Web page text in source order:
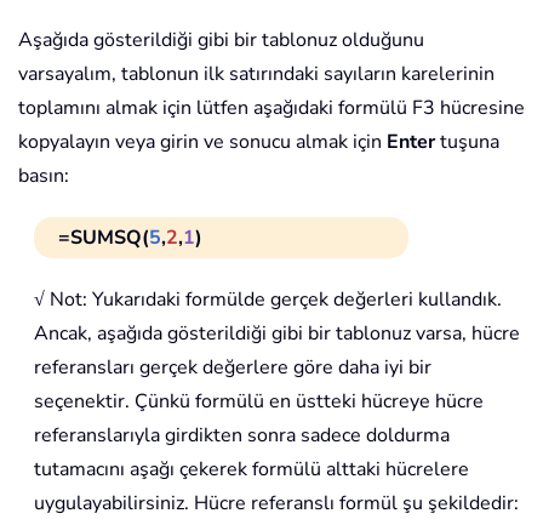
Aşağıda gösterildiği gibi bir tablonuz olduğunu
varsayalım, tablonun ilk satırındaki sayıların karelerinin
toplamını almak için lütfen aşağıdaki formülü F3 hücresine
kopyalayın veya girin ve sonucu almak için Entertuşuna
basın:
=SUMSQ(5,2,1)
√ Not: Yukarıdaki formülde gerçek değerleri kullandık.
Ancak, aşağıda gösterildiği gibi bir tablonuz varsa, hücre
referansları gerçek değerlere göre daha iyi bir
seçenektir. Çünkü formülü en üstteki hücreye hücre
referanslarıyla girdikten sonra sadece doldurma
tutamacını aşağı çekerek formülü alttaki hücrelere
uygulayabilirsiniz. Hücre referanslı formül şu şekildedir: